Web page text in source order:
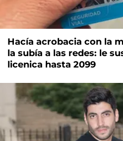
Hacía acrobacia con la
la subía a las redes: le
licenica hasta 2099